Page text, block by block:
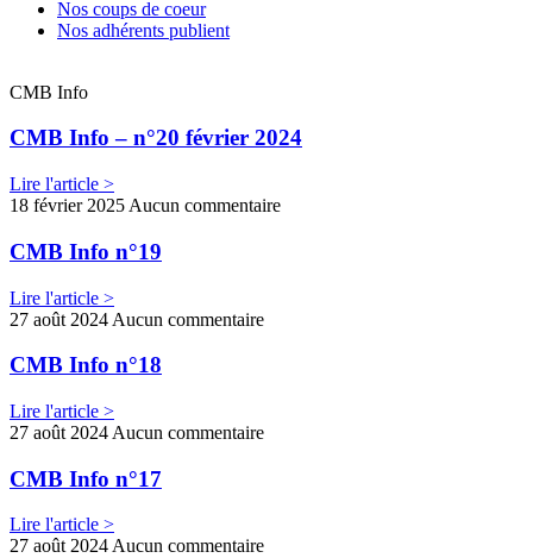
Nos coups de coeur
Nos adhérents publient
CMB Info
CMB Info – n°20 février 2024
Lire l'article >
18 février 2025 Aucun commentaire
CMB Info n°19
Lire l'article >
27 août 2024 Aucun commentaire
CMB Info n°18
Lire l'article >
27 août 2024 Aucun commentaire
CMB Info n°17
Lire l'article >
27 août 2024Aucun commentaire